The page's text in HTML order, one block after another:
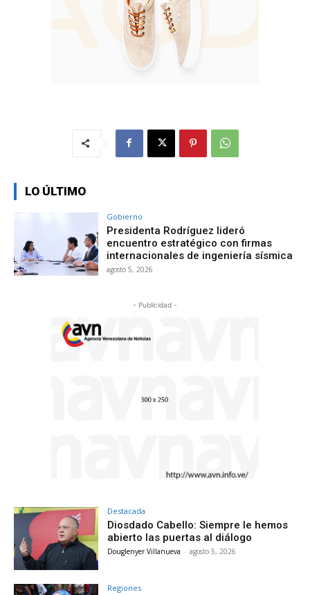
LO ÚLTIMO
Gobierno
Presidenta Rodríguez lideró
encuentro estratégico con firmas
internacionales de ingeniería sísmica
agosto 5, 2026
- Publicidad -
Destacada
Diosdado Cabello: Siempre le hemos
abierto las puertas al diálogo
Douglenyer Villanueva - agosto 5, 2026
Regiones